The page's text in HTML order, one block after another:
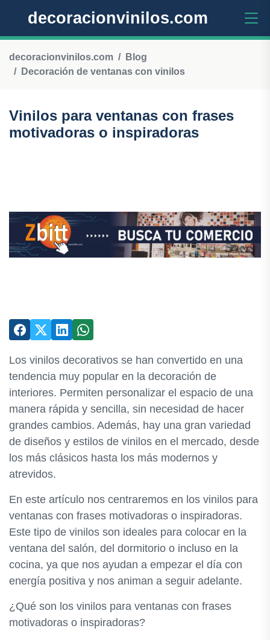
decoracionvinilos.com
decoracionvinilos.com
Blog
Decoración de ventanas con vinilos
Vinilos para ventanas con frases
motivadoras o inspiradoras
Los vinilos decorativos se han convertido en una
tendencia muy popular en la decoración de
interiores. Permiten personalizar el espacio de una
manera rápida y sencilla, sin necesidad de hacer
grandes cambios. Además, hay una gran variedad
de diseños y estilos de vinilos en el mercado, desde
los más clásicos hasta los más modernos y
atrevidos.
En este artículo nos centraremos en los vinilos para
ventanas con frases motivadoras o inspiradoras.
Este tipo de vinilos son ideales para colocar en la
ventana del salón, del dormitorio o incluso en la
cocina, ya que nos ayudan a empezar el día con
energía positiva y nos animan a seguir adelante.
¿Qué son los vinilos para ventanas con frases
motivadoras o inspiradoras?